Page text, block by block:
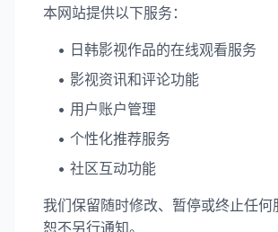
本网站提供以下服务：
• 日韩影视作品的在线观看服务
• 影视资讯和评论功能
• 用户账户管理
• 个性化推荐服务
• 社区互动功能
我们保留随时修改、暂停或终止任何
恕不另行通知。